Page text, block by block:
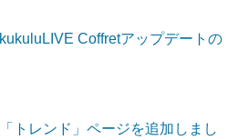
kukuluLIVE Coffretアップデートの
「トレンド」ページを追加しまし